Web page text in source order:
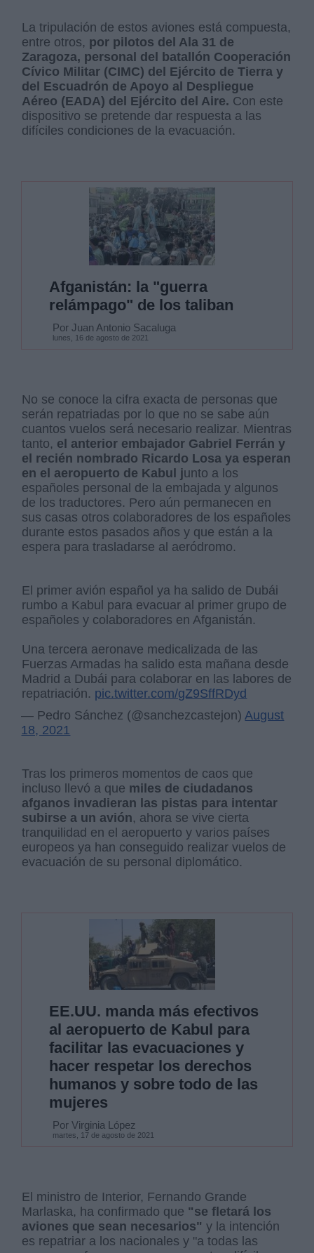
La tripulación de estos aviones está compuesta,
entre otros, por pilotos del Ala 31 de
Zaragoza, personal del batallón Cooperación
Cívico Militar (CIMC) del Ejército de Tierra y
del Escuadrón de Apoyo al Despliegue
Aéreo (EADA) del Ejército del Aire. Con este
dispositivo se pretende dar respuesta a las
difíciles condiciones de la evacuación.
Afganistán: la "guerra
relámpago" de los taliban
Por Juan Antonio Sacaluga
lunes, 16 de agosto de 2021
No se conoce la cifra exacta de personas que
serán repatriadas por lo que no se sabe aún
cuantos vuelos será necesario realizar. Mientras
tanto, el anterior embajador Gabriel Ferrán y
el recién nombrado Ricardo Losa ya esperan
en el aeropuerto de Kabul junto a los
españoles personal de la embajada y algunos
de los traductores. Pero aún permanecen en
sus casas otros colaboradores de los españoles
durante estos pasados años y que están a la
espera para trasladarse al aeródromo.
El primer avión español ya ha salido de Dubái
rumbo a Kabul para evacuar al primer grupo de
españoles y colaboradores en Afganistán.
Una tercera aeronave medicalizada de las
Fuerzas Armadas ha salido esta mañana desde
Madrid a Dubái para colaborar en las labores de
repatriación. pic.twitter.com/gZ9SffRDyd
— Pedro Sánchez (@sanchezcastejon) August
18, 2021
Tras los primeros momentos de caos que
incluso llevó a que miles de ciudadanos
afganos invadieran las pistas para intentar
subirse a un avión, ahora se vive cierta
tranquilidad en el aeropuerto y varios países
europeos ya han conseguido realizar vuelos de
evacuación de su personal diplomático.
EE.UU. manda más efectivos
al aeropuerto de Kabul para
facilitar las evacuaciones y
hacer respetar los derechos
humanos y sobre todo de las
mujeres
Por Virginia López
martes, 17 de agosto de 2021
El ministro de Interior, Fernando Grande
Marlaska, ha confirmado que "se fletará los
aviones que sean necesarios" y la intención
es repatriar a los nacionales y "a todas las